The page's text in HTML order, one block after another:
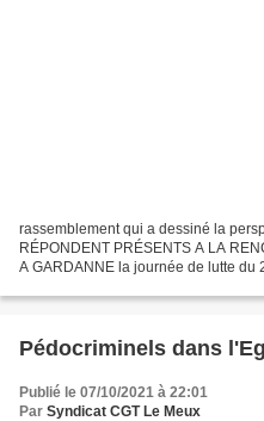
rassemblement qui a dessiné la
RÉPONDENT PRÉSENTS A LA
A GARDANNE la journée de lutte du
Pédocriminels dans
Publié le 07/10/2021 à 22:01
Par Syndicat CGT Le Meux